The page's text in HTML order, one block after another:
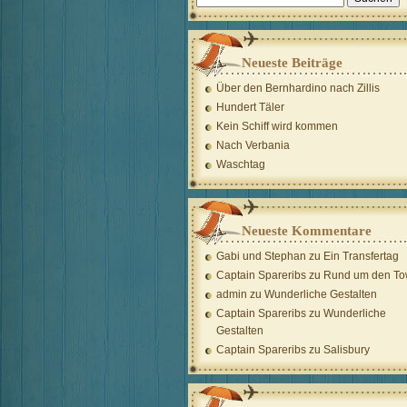
nach:
Neueste Beiträge
Über den Bernhardino nach Zillis
Hundert Täler
Kein Schiff wird kommen
Nach Verbania
Waschtag
Neueste Kommentare
Gabi und Stephan zu Ein Transfertag
Captain Spareribs zu Rund um den
admin zu Wunderliche Gestalten
Captain Spareribs zu Wunderliche
Gestalten
Captain Spareribs zu Salisbury